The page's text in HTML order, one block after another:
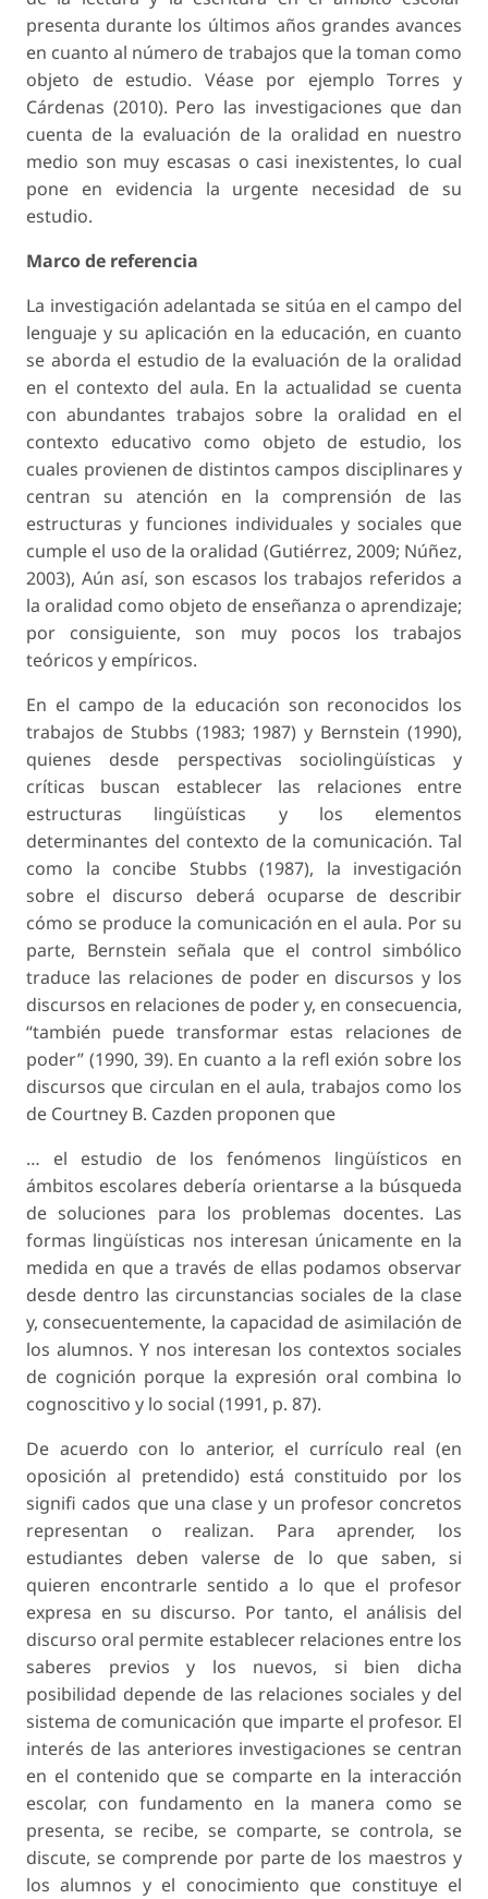
presenta durante los últimos años grandes avances
en cuanto al número de trabajos que la toman como
objeto de estudio. Véase por ejemplo Torres y
Cárdenas (2010). Pero las investigaciones que dan
cuenta de la evaluación de la oralidad en nuestro
medio son muy escasas o casi inexistentes, lo cual
pone en evidencia la urgente necesidad de su
estudio.
Marco de referencia
La investigación adelantada se sitúa en el campo del
lenguaje y su aplicación en la educación, en cuanto
se aborda el estudio de la evaluación de la oralidad
en el contexto del aula. En la actualidad se cuenta
con abundantes trabajos sobre la oralidad en el
contexto educativo como objeto de estudio, los
cuales provienen de distintos campos disciplinares y
centran su atención en la comprensión de las
estructuras y funciones individuales y sociales que
cumple el uso de la oralidad (Gutiérrez, 2009; Núñez,
2003), Aún así, son escasos los trabajos referidos a
la oralidad como objeto de enseñanza o aprendizaje;
por consiguiente, son muy pocos los trabajos
teóricos y empíricos.
En el campo de la educación son reconocidos los
trabajos de Stubbs (1983; 1987) y Bernstein (1990),
quienes desde perspectivas sociolingüísticas y
críticas buscan establecer las relaciones entre
estructuras lingüísticas y los elementos
determinantes del contexto de la comunicación. Tal
como la concibe Stubbs (1987), la investigación
sobre el discurso deberá ocuparse de describir
cómo se produce la comunicación en el aula. Por su
parte, Bernstein señala que el control simbólico
traduce las relaciones de poder en discursos y los
discursos en relaciones de poder y, en consecuencia,
“también puede transformar estas relaciones de
poder” (1990, 39). En cuanto a la refl exión sobre los
discursos que circulan en el aula, trabajos como los
de Courtney B. Cazden proponen que
… el estudio de los fenómenos lingüísticos en
ámbitos escolares debería orientarse a la búsqueda
de soluciones para los problemas docentes. Las
formas lingüísticas nos interesan únicamente en la
medida en que a través de ellas podamos observar
desde dentro las circunstancias sociales de la clase
y, consecuentemente, la capacidad de asimilación de
los alumnos. Y nos interesan los contextos sociales
de cognición porque la expresión oral combina lo
cognoscitivo y lo social (1991, p. 87).
De acuerdo con lo anterior, el currículo real (en
oposición al pretendido) está constituido por los
signifi cados que una clase y un profesor concretos
representan o realizan. Para aprender, los
estudiantes deben valerse de lo que saben, si
quieren encontrarle sentido a lo que el profesor
expresa en su discurso. Por tanto, el análisis del
discurso oral permite establecer relaciones entre los
saberes previos y los nuevos, si bien dicha
posibilidad depende de las relaciones sociales y del
sistema de comunicación que imparte el profesor. El
interés de las anteriores investigaciones se centran
en el contenido que se comparte en la interacción
escolar, con fundamento en la manera como se
presenta, se recibe, se comparte, se controla, se
discute, se comprende por parte de los maestros y
los alumnos y el conocimiento que constituye el